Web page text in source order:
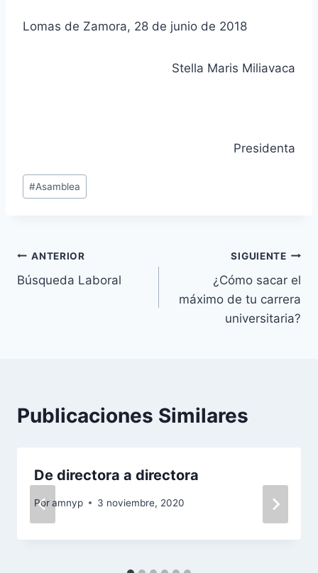
Lomas de Zamora, 28 de junio de 2018
Stella Maris Miliavaca
Presidenta
Etiquetas
de
#Asamblea
Navegación
de
ANTERIOR
Búsqueda Laboral
SIGUIENTE
¿Cómo sacar el
máximo de tu carrera
universitaria?
Publicaciones Similares
De directora a directora
Poramnyp 3 noviembre, 2020